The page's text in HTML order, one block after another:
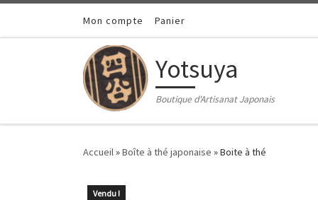
Passer au contenuMon compte Panier
Yotsuya
Boutique d'Artisanat Japonais
Accueil»Boîte à thé japonaise »Boite à thé
Vendu !